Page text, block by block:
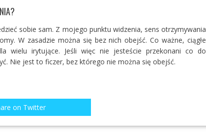
sobie sam. Z mojego punktu widzenia, sens otrzymywania
W zasadzie można się bez nich obejść. Co ważne, ciągłe
wielu irytujące. Jeśli więc nie jesteście przekonani co do
Nie jest to ficzer, bez którego nie można się obejść.
on Twitter